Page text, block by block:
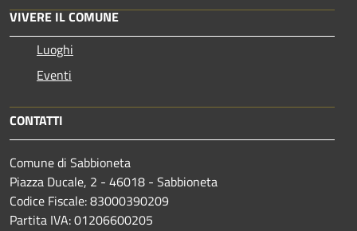
VIVERE IL COMUNE
Luoghi
Eventi
CONTATTI
Comune di Sabbioneta
Piazza Ducale, 2 - 46018 - Sabbioneta
Codice Fiscale: 83000390209
Partita IVA: 01206600205